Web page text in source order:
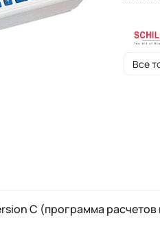
Все
C (программа